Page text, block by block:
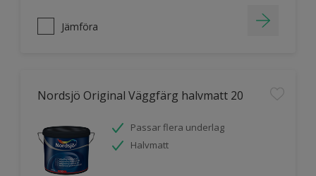
Jämföra
Nordsjö Original Väggfärg halvmatt 20
Passar flera underlag
Halvmatt